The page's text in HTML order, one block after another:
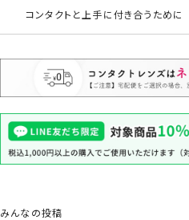
コンタクトと上手に付き合うために
みんなの投稿